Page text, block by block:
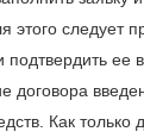
этого следует
подтвердить ее
договора
Как только